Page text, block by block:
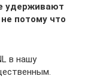
удерживают
потому что
в нашу